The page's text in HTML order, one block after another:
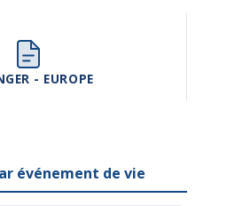
- EUROPE
événement de vie